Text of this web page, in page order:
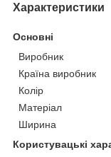
Характеристики
Основні
Виробник
Країна виробник
Колір
Матеріал
Ширина
Користувацькі